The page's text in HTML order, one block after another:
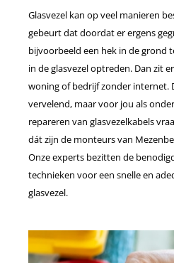
Glasvezel kan op veel manieren
gebeurt dat doordat er ergens
bijvoorbeeld een hek in de grond
in de glasvezel optreden. Dan zit
woning of bedrijf zonder internet.
vervelend, maar voor jou als
repareren van glasvezelkabels
dát zijn de monteurs van
Onze experts bezitten de
technieken voor een snelle en
glasvezel.